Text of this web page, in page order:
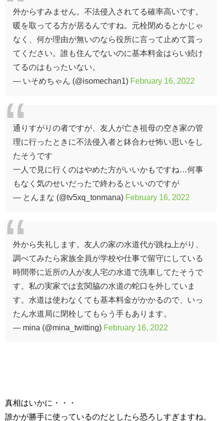
外からすみません。不法侵入されてる確率高いです。
暖を取ってる方が居るんですね。元栓閉めるとかじゃ
なく、何か理由が無いのなら役所に言って止めて貰っ
てください。誰も住んでないのに基本料金はらい続け
てるのはもったいない。
— いそめちゃん (@isomechan1) February 16, 2022
通りすがりの者ですが、友人が亡き祖母の空き家の管
理に行ったときに不法侵入者と鉢合わせ怖い思いをし
たそうです
一人で見に行くのはやめた方がいいかもですね…何事
もなく気のせいだったで終わるといいのですが
— とんまな (@tv5xq_tonmana) February 16, 2022
外から失礼します。友人の家の水道代が跳ね上がり、
調べてみたら家族全員が学校や仕事で留守にしている
時間帯に近所の人が友人宅の水道で洗車してたそうで
す。私の実家では玄関脇の水道の蛇口を外していま
す。水道は使わなくても基本料金がかかるので、いっ
たん水道局に閉栓してもらう手もあります。
— mina (@mina_twitting) February 16, 2022
真相はいかに・・・
誰かが勝手に使っているのだとしたら恐ろしすぎますね。